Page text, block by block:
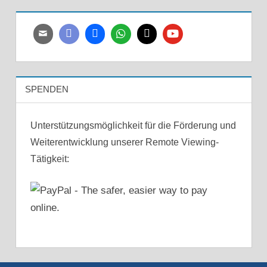
SPENDEN
Unterstützungsmöglichkeit für die Förderung und
Weiterentwicklung unserer Remote Viewing-
Tätigkeit: